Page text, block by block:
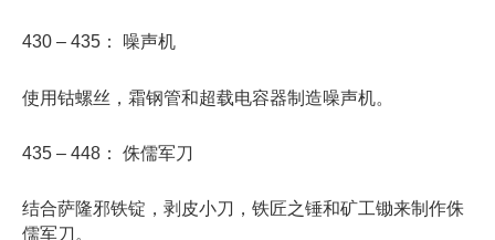
430 – 435： 噪声机
使用钴螺丝，霜钢管和超载电容器制造噪声机。
435 – 448： 侏儒军刀
结合萨隆邪铁锭，剥皮小刀，铁匠之锤和矿工锄来制作侏
儒军刀。